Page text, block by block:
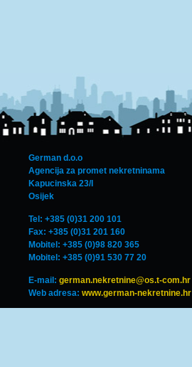
German d.o.o
Agencija za promet nekretninama
Kapucinska 23/I
Osijek
Tel: +385 (0)31 200 101
Fax: +385 (0)31 201 160
Mobitel: +385 (0)98 820 365
Mobitel: +385 (0)91 530 77 20
E-mail: german.nekretnine@os.t-com.hr
Web adresa: www.german-nekretnine.hr